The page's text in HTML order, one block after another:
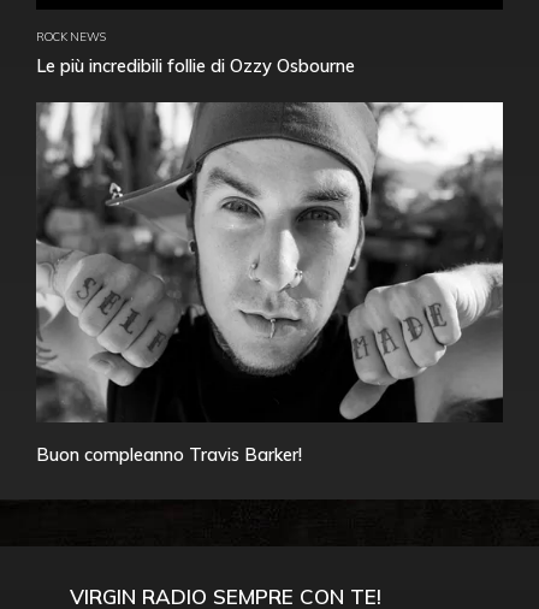
ROCK NEWS
Le più incredibili follie di Ozzy Osbourne
Buon compleanno Travis Barker!
VIRGIN RADIO SEMPRE CON TE!